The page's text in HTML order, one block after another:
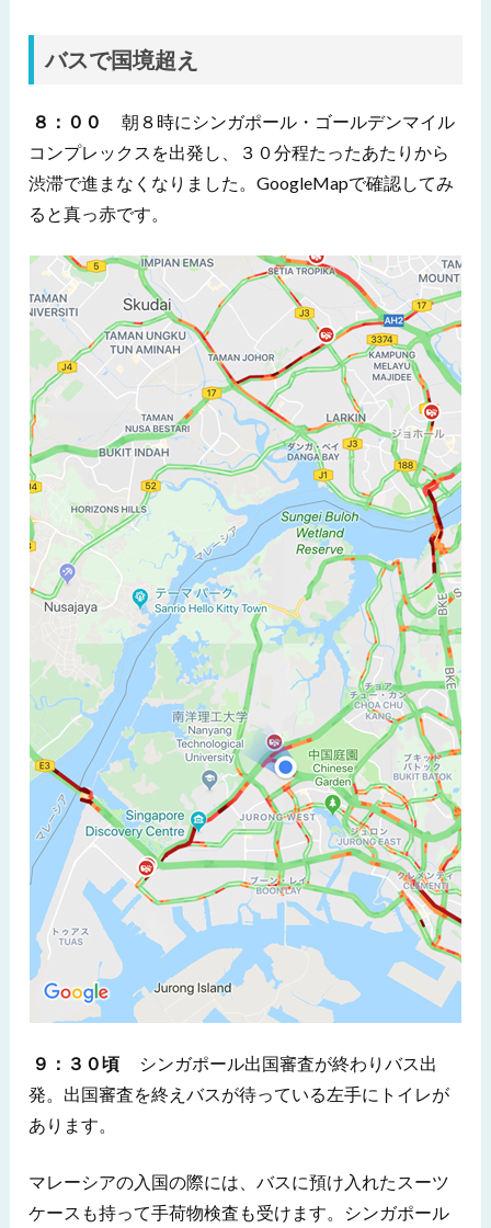
バスで国境超え
８：００
朝８時にシンガポール・ゴールデンマイル
コンプレックスを出発し、３０分程たったあたりから
渋滞で進まなくなりました。GoogleMapで確認してみ
ると真っ赤です。
９：３０頃
シンガポール出国審査が終わりバス出
発。出国審査を終えバスが待っている左手にトイレが
あります。
マレーシアの入国の際には、バスに預け入れたスーツ
ケースも持って手荷物検査も受けます。シンガポール